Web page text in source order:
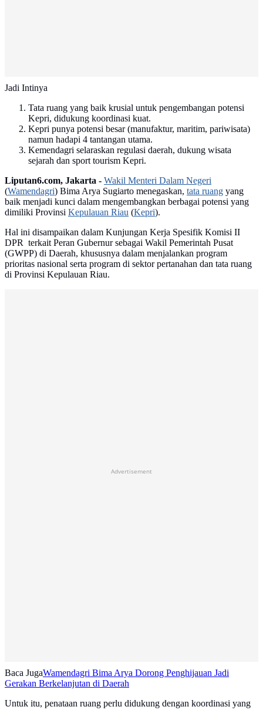
Jadi Intinya
Tata ruang yang baik krusial untuk pengembangan potensi
Kepri, didukung koordinasi kuat.
Kepri punya potensi besar (manufaktur, maritim, pariwisata)
namun hadapi 4 tantangan utama.
Kemendagri selaraskan regulasi daerah, dukung wisata
sejarah dan sport tourism Kepri.
Liputan6.com, Jakarta - Wakil Menteri Dalam Negeri
(Wamendagri) Bima Arya Sugiarto menegaskan, tata ruang yang
baik menjadi kunci dalam mengembangkan berbagai potensi yang
dimiliki Provinsi Kepulauan Riau (Kepri).
Hal ini disampaikan dalam Kunjungan Kerja Spesifik Komisi II
DPR terkait Peran Gubernur sebagai Wakil Pemerintah Pusat
(GWPP) di Daerah, khususnya dalam menjalankan program
prioritas nasional serta program di sektor pertanahan dan tata ruang
di Provinsi Kepulauan Riau.
Advertisement
Baca JugaWamendagri Bima Arya Dorong Penghijauan Jadi
Gerakan Berkelanjutan di Daerah
Untuk itu, penataan ruang perlu didukung dengan koordinasi yang